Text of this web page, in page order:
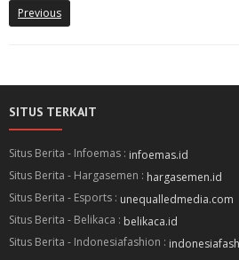
Previous
SITUS TERKAIT
Situs Berita - Infoemas : infoemas.id
Situs Berita - Hargasemen : hargasemen.id
Situs Berita - Esports : unequalledmedia.com
Situs Berita - Belikaca : belikaca.id
Situs Berita - Indonesiafashion :